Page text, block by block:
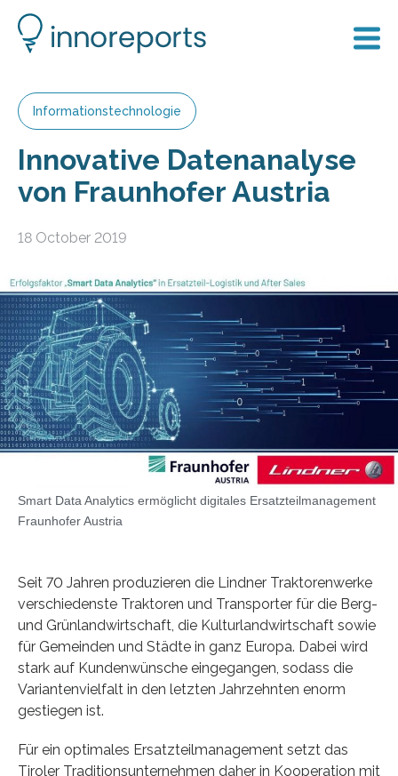
Informationstechnologie
Innovative Datenanalyse
von Fraunhofer Austria
18 October 2019
Smart Data Analytics ermöglicht digitales Ersatzteilmanagement
Fraunhofer Austria
Seit 70 Jahren produzieren die Lindner Traktorenwerke
verschiedenste Traktoren und Transporter für die Berg-
und Grünlandwirtschaft, die Kulturlandwirtschaft sowie
für Gemeinden und Städte in ganz Europa. Dabei wird
stark auf Kundenwünsche eingegangen, sodass die
Variantenvielfalt in den letzten Jahrzehnten enorm
gestiegen ist.
Für ein optimales Ersatzteilmanagement setzt das
Tiroler Traditionsunternehmen daher in Kooperation mit